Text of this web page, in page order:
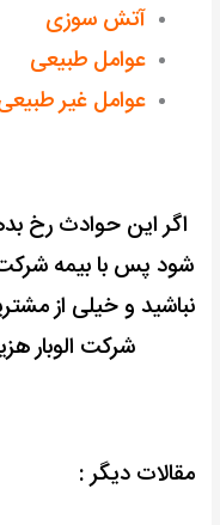
آتش سوزی
عوامل طبیعی
عوامل غیر
اگر این حوادث رخ
شود پس با بیمه
نباشید و خیلی از
شرکت الوبار
مقالات دیگر :